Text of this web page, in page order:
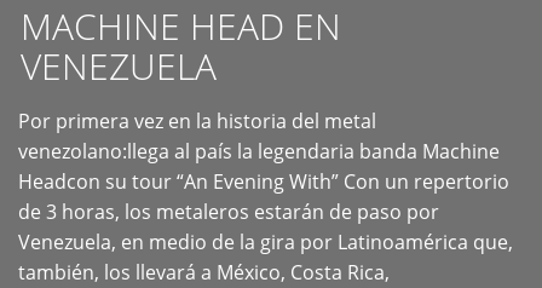
MACHINE HEAD EN
VENEZUELA
Por primera vez en la historia del metal
venezolano:llega al país la legendaria banda Machine
Headcon su tour “An Evening With” Con un repertorio
de 3 horas, los metaleros estarán de paso por
Venezuela, en medio de la gira por Latinoamérica que,
también, los llevará a México, Costa Rica,
+